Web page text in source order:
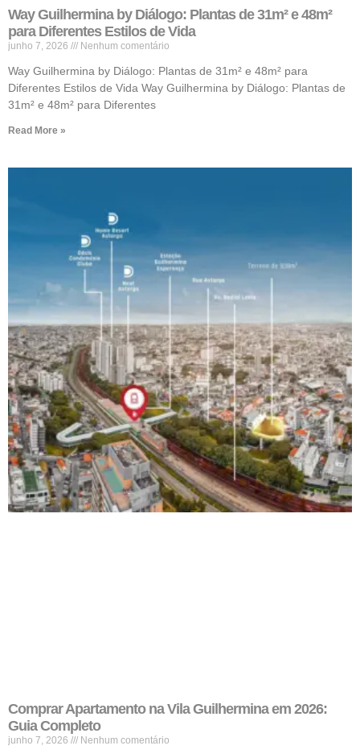
Way Guilhermina by Diálogo: Plantas de 31m² e 48m²
para Diferentes Estilos de Vida
junho 7, 2026 Nenhum comentário
Way Guilhermina by Diálogo: Plantas de 31m² e 48m² para
Diferentes Estilos de Vida Way Guilhermina by Diálogo: Plantas de
31m² e 48m² para Diferentes
Read More »
Comprar Apartamento na Vila Guilhermina em 2026:
Guia Completo
junho 7, 2026 Nenhum comentário